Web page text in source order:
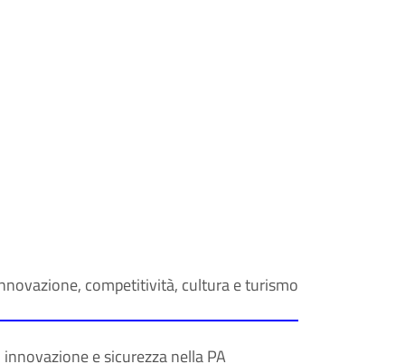
competitività, cultura e turismo
e sicurezza nella PA